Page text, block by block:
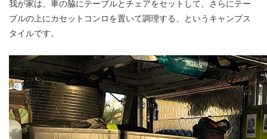
我が家は、車の脇にテーブルとチェアをセットして、さらにテー
ブルの上にカセットコンロを置いて調理する、というキャンプス
タイルです。